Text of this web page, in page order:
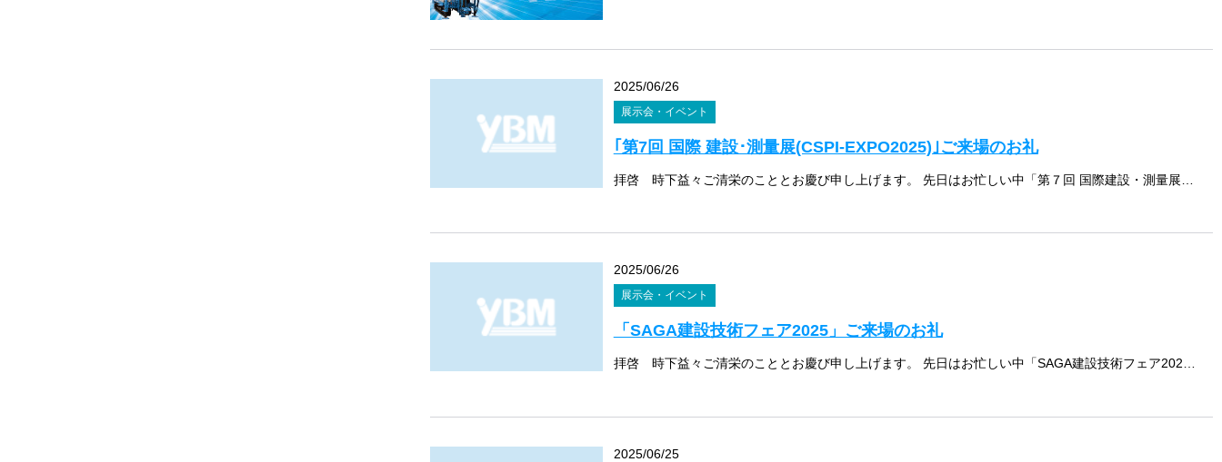
2025/06/26
展示会・イベント
｢第7回 国際 建設･測量展(CSPI-EXPO2025)｣ご来場のお礼
2025/06/26
展示会・イベント
「SAGA建設技術フェア2025」ご来場のお礼
2025/06/25